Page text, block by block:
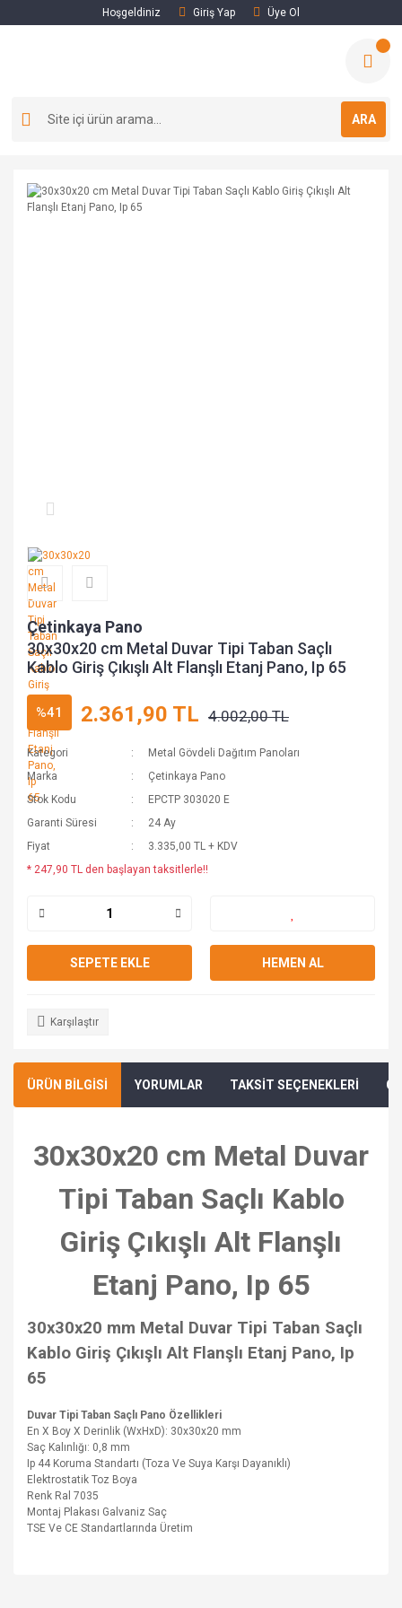
Hoşgeldiniz Giriş Yap Üye Ol
ARA
Çetinkaya Pano
30x30x20 cm Metal Duvar Tipi Taban Saçlı
Kablo Giriş Çıkışlı Alt Flanşlı Etanj Pano, Ip 65
%41 2.361,90 TL 4.002,00 TL
Kategori
Metal Gövdeli Dağıtım Panoları
Marka
Çetinkaya Pano
Stok Kodu
EPCTP 303020 E
Garanti Süresi
24 Ay
Fiyat
3.335,00 TL + KDV
* 247,90 TL den başlayan taksitlerle!!
SEPETE EKLE HEMEN AL
Karşılaştır
ÜRÜN BİLGİSİ YORUMLAR TAKSİT SEÇENEKLERİ
30x30x20 cm Metal Duvar
Tipi Taban Saçlı Kablo
Giriş Çıkışlı Alt Flanşlı
Etanj Pano, Ip 65
30x30x20 mm Metal Duvar Tipi Taban Saçlı
Kablo Giriş Çıkışlı Alt Flanşlı Etanj Pano, Ip
65
Duvar Tipi Taban Saçlı Pano Özellikleri
En X Boy X Derinlik (WxHxD): 30x30x20 mm
Saç Kalınlığı: 0,8 mm
Ip 44 Koruma Standartı (Toza Ve Suya Karşı Dayanıklı)
Elektrostatik Toz Boya
Renk Ral 7035
Montaj Plakası Galvaniz Saç
TSE Ve CE Standartlarında Üretim